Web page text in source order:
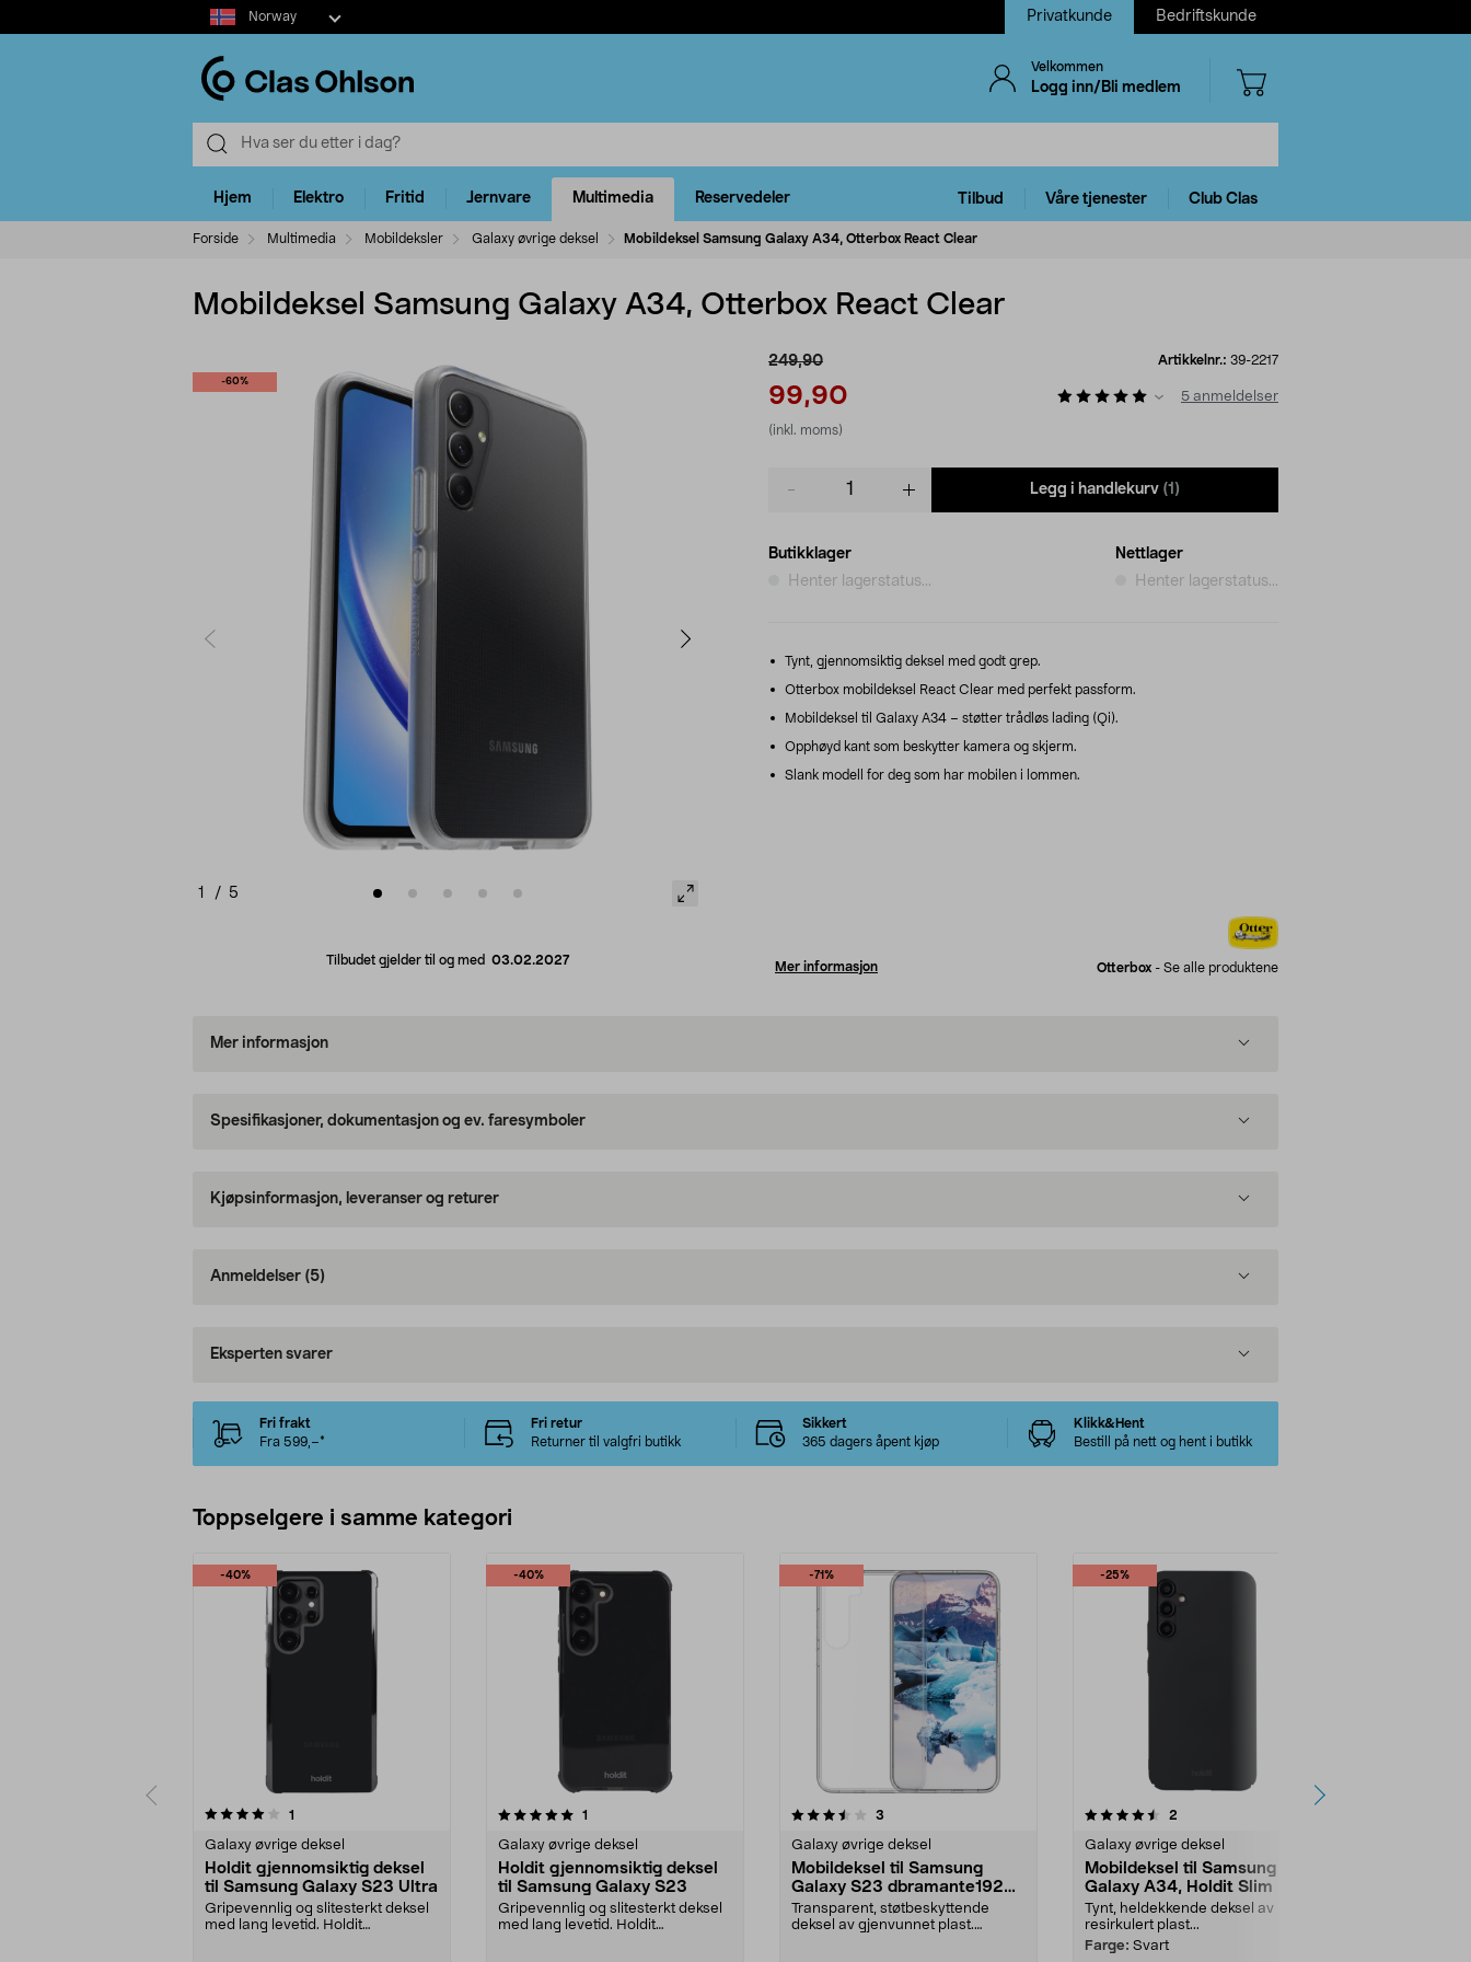
Select
market
Norway Privatkunde Bedriftskunde
Velkommen
Logg inn/Bli medlem
Hjem Elektro Fritid Jernvare Multimedia Reservedeler Tilbud Våre tjenester Club Clas
Forside Multimedia Mobildeksler Galaxy øvrige deksel Mobildeksel Samsung Galaxy A34, Otterbox React Clear
Mobildeksel Samsung Galaxy A34, Otterbox React Clear
-60%
1 / 5
Tilbudet gjelder til og med 03.02.2027
249,90
99,90
(inkl. moms)
Artikkelnr.: 39-2217
5 anmeldelser
Legg i handlekurv (1)
Butikklager
Henter lagerstatus...
Nettlager
Henter lagerstatus...
Tynt, gjennomsiktig deksel med godt grep.
Otterbox mobildeksel React Clear med perfekt passform.
Mobildeksel til Galaxy A34 – støtter trådløs lading (Qi).
Opphøyd kant som beskytter kamera og skjerm.
Slank modell for deg som har mobilen i lommen.
Mer informasjon Otterbox - Se alle produktene
Mer informasjon
Spesifikasjoner, dokumentasjon og ev. faresymboler
Kjøpsinformasjon, leveranser og returer
Anmeldelser (5)
Eksperten svarer
Fri frakt
Fra 599,–*
Fri retur
Returner til valgfri butikk
Sikkert
365 dagers åpent kjøp
Klikk&Hent
Bestill på nett og hent i butikk
Toppselgere i samme kategori
-40%
1
Galaxy øvrige deksel
Holdit gjennomsiktig deksel
til Samsung Galaxy S23 Ultra
Gripevennlig og slitesterkt deksel
med lang levetid. Holdit
-40%
5.0 av 5 stjerner 1
Galaxy øvrige deksel
Holdit gjennomsiktig deksel
til Samsung Galaxy S23
Gripevennlig og slitesterkt deksel
med lang levetid. Holdit
-71%
3.5 av 5 stjerner 3
Galaxy øvrige deksel
Mobildeksel til Samsung
Galaxy S23 dbramante1928
Iceland Pro
Transparent, støtbeskyttende
deksel av gjenvunnet plast.
-25%
4.5 av 5 stjerner 2
Galaxy øvrige deksel
Mobildeksel til Samsung
Galaxy A34, Holdit Slim
Tynt, heldekkende deksel av
resirkulert plast...
Farge: Svart
4.0 av 5 stjerner